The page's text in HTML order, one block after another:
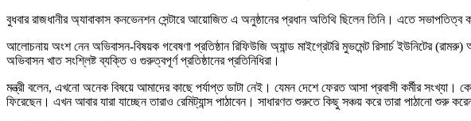
বুধবার রাজধানীর অ্যাবাকাস কনভেনশন সেন্টারে আয়োজিত এ অনুষ্ঠানের প্রধান অতিথি ছিলেন তিনি। এতে
আলোচনায় অংশ নেন অভিবাসন-বিষয়ক গবেষণা প্রতিষ্ঠান রিফিউজি অ্যান্ড মাইগ্রেটরি মুভমেন্ট রিসার্চ ইউনিটের
অভিবাসন খাত সংশ্লিষ্ট ব্যক্তি ও গুরুত্বপূর্ণ প্রতিষ্ঠানের প্রতিনিধিরা।
মন্ত্রী বলেন, এখনো অনেক বিষয়ে আমাদের কাছে পর্যাপ্ত ডাটা নেই। যেমন দেশে ফেরত আসা প্রবাসী কর্মীর সংখ্যা।
ফিরেছেন। এখন আবার যারা যাচ্ছেন তারাও রেমিট্যান্স পাঠাবেন। সাধারণত শুরুতে কিছু সঞ্চয় করে তারা পাঠানো শুরু